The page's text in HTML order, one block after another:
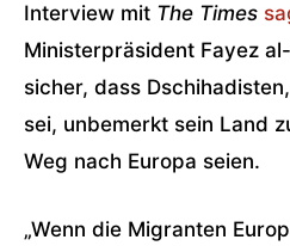
Interview mit The Times
Ministerpräsident Fayez
sicher, dass
sei, unbemerkt sein Land
Weg nach Europa seien.
„Wenn die Migranten